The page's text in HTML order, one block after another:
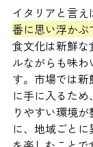
イタリアと言え
番に思い浮かぶ
食文化は新鮮
ルながらも味
す。市場では
に手に入るた
りやすい環境
に、地域ごと